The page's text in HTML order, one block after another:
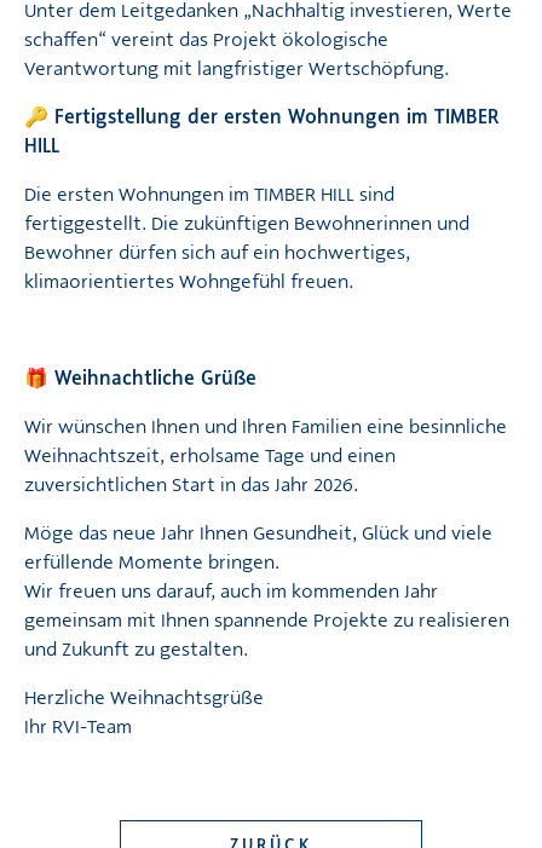
Unter dem Leitgedanken „Nachhaltig investieren, Werte
schaffen“ vereint das Projekt ökologische
Verantwortung mit langfristiger Wertschöpfung.
🔑 Fertigstellung der ersten Wohnungen im TIMBER
HILL
Die ersten Wohnungen im TIMBER HILL sind
fertiggestellt. Die zukünftigen Bewohnerinnen und
Bewohner dürfen sich auf ein hochwertiges,
klimaorientiertes Wohngefühl freuen.
🎁 Weihnachtliche Grüße
Wir wünschen Ihnen und Ihren Familien eine besinnliche
Weihnachtszeit, erholsame Tage und einen
zuversichtlichen Start in das Jahr 2026.
Möge das neue Jahr Ihnen Gesundheit, Glück und viele
erfüllende Momente bringen.
Wir freuen uns darauf, auch im kommenden Jahr
gemeinsam mit Ihnen spannende Projekte zu realisieren
und Zukunft zu gestalten.
Herzliche Weihnachtsgrüße
Ihr RVI-Team